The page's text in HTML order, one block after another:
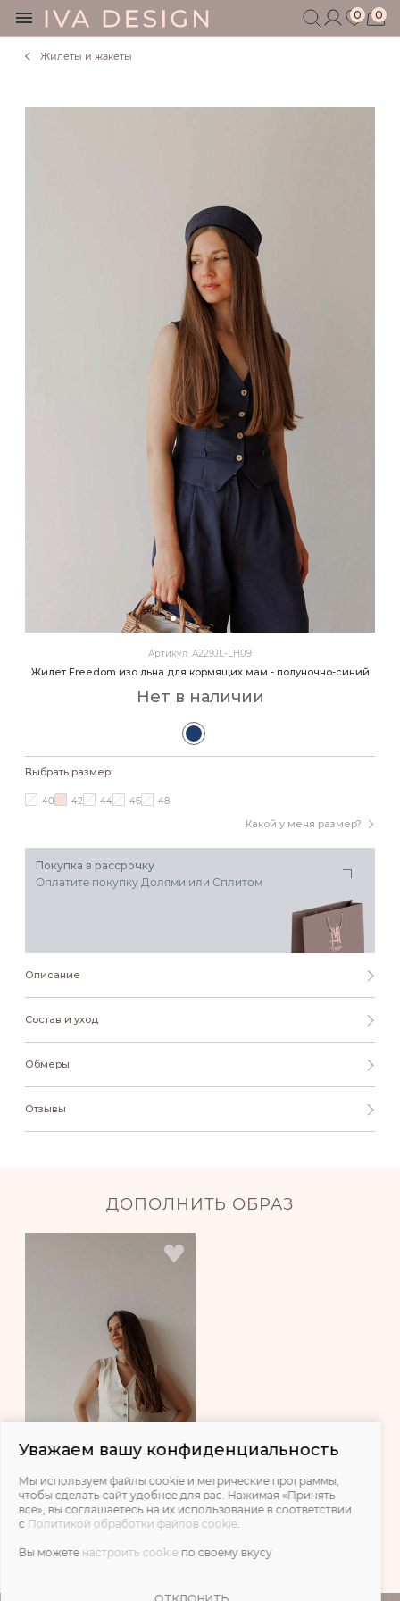
0 0
Жилеты и жакеты
Артикул: А229JL-LH09
Жилет Freedom изо льна для кормящих мам - полуночно-синий
Нет в наличии
Выбрать размер:
Какой у меня размер?
40 42 44 46 48
Покупка в рассрочку
Оплатите покупку Долями или Сплитом
Описание
Состав и уход
Обмеры
Отзывы
ДОПОЛНИТЬ ОБРАЗ
Жилет Freedom изо льна для
кормящих мам - кремовый
3 900 ₽
Уважаем вашу конфиденциальность
Мы используем файлы cookie и метрические программы,
чтобы сделать сайт удобнее для вас. Нажимая «Принять
все», вы соглашаетесь на их использование в соответствии
с Политикой обработки файлов cookie.
Вы можете настроить cookie по своему вкусу